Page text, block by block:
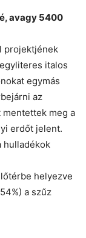
avagy 5400
projektjének
italos
egymás
az
meg a
erdőt jelent.
hulladékok
helyezve
a szűz